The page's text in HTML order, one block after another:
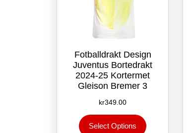
Fotballdrakt Design
Juventus Bortedrakt
2024-25 Kortermet
Gleison Bremer 3
kr349.00
Select Options
produktet